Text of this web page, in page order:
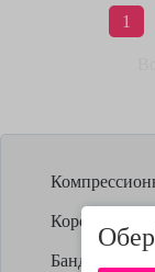
1
Корсеты для
Бандажи на